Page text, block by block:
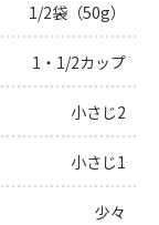
1/2袋（50g）
1・1/2カップ
小さじ2
小さじ1
少々